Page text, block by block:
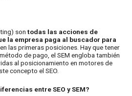
sontodas las acciones de
la empresa paga al buscador para
las primeras posiciones. Hay que tener
de pago, el SEM engloba también
al posicionamiento en motores de
concepto el SEO.
entre SEO y SEM?